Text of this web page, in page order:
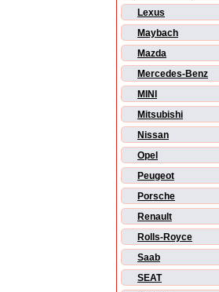
Lexus
Maybach
Mazda
Mercedes-Benz
MINI
Mitsubishi
Nissan
Opel
Peugeot
Porsche
Renault
Rolls-Royce
Saab
SEAT